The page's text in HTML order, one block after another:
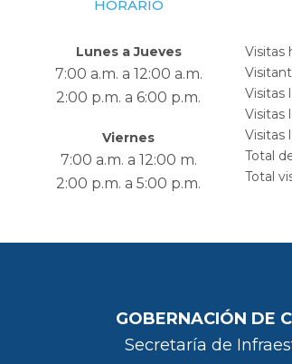
HORARIO
Lunes a Jueves
7:00 a.m. a 12:00 a.m.
2:00 p.m. a 6:00 p.m.
Viernes
7:00 a.m. a 12:00 m.
2:00 p.m. a 5:00 p.m.
Visitas
Visitas
Visitas
Visitas
Total
Total
GOBERNACIÓN DE
Secretaría de